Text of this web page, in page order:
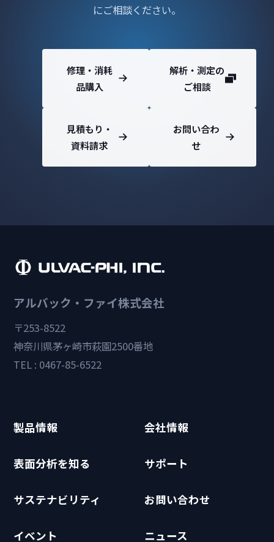
にご相談ください。
修理・消耗
品購入
解析・測定の
ご相談
見積もり・
資料請求
お問い合わ
せ
アルバック・ファイ株式会社
〒253-8522
神奈川県茅ヶ崎市萩園2500番地
TEL : 0467-85-6522
製品情報 会社情報
表面分析を知る サポート
サステナビリティ お問い合わせ
イベント ニュース